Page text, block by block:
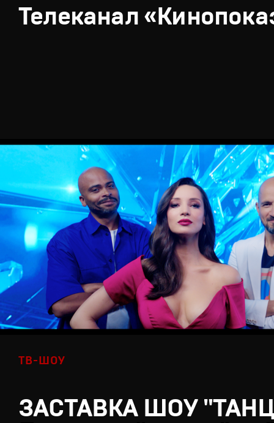
Телеканал
ТВ-ШОУ
ЗАСТАВКА ШОУ